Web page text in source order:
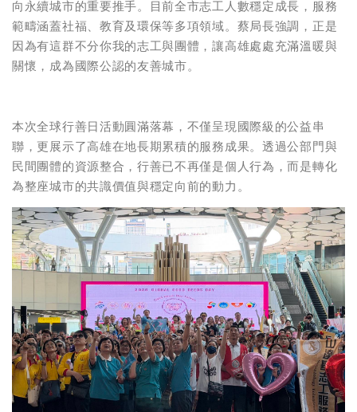
向永續城市的重要推手。目前全市志工人數穩定成長，服務
範疇涵蓋社福、教育及環保等多項領域。蔡局長強調，正是
因為有這群不分你我的志工與團體，讓高雄處處充滿溫暖與
關懷，成為國際公認的友善城市。
本次全球行善日活動圓滿落幕，不僅呈現國際級的公益串
聯，更展示了高雄在地長期累積的服務成果。透過公部門與
民間團體的資源整合，行善已不再僅是個人行為，而是轉化
為整座城市的共識價值與穩定向前的動力。